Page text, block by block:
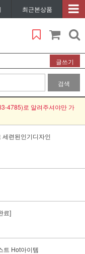
최근본상품
글쓰기
검색
4785)로 알려주셔야만 가
련된인기디자인
료]
트 Hot아이템